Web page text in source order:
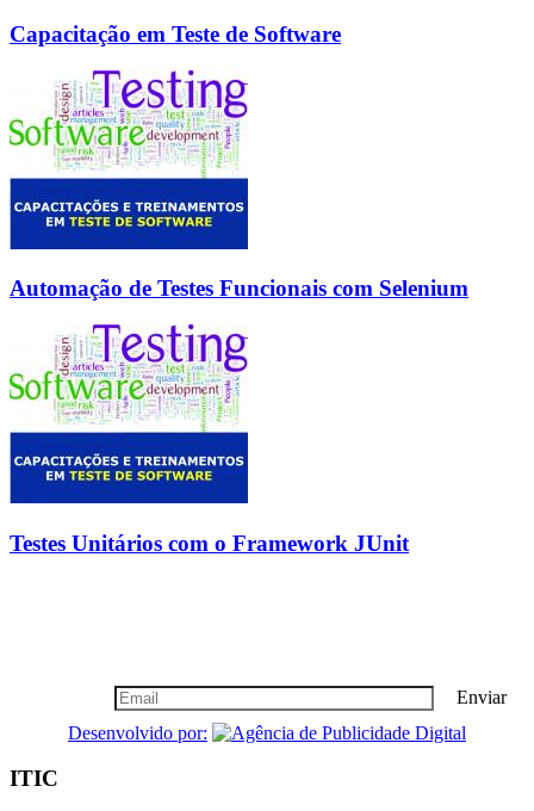
Capacitação em Teste de Software
Automação de Testes Funcionais com Selenium
Testes Unitários com o Framework JUnit
Enviar
Desenvolvido por:
ITIC